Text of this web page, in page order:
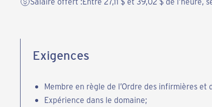
Exigences
Membre en règle de l’Ordre des infirmières
Expérience dans le domaine;